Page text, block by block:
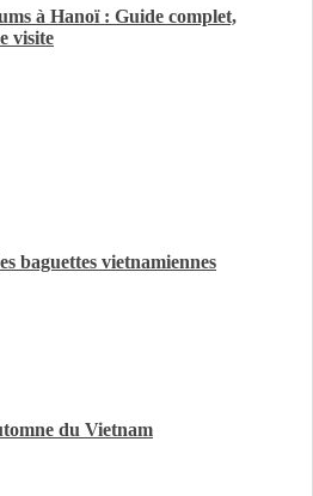
à Hanoï : Guide complet,
visite
baguettes vietnamiennes
du Vietnam